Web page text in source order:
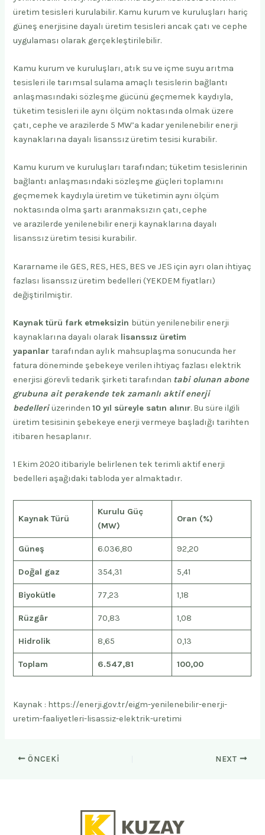
üretim tesisleri kurulabilir. Kamu kurum ve kuruluşları hariç
güneş enerjisine dayalı üretim tesisleri ancak çatı ve cephe
uygulaması olarak gerçekleştirilebilir.
Kamu kurum ve kuruluşları, atık su ve içme suyu arıtma
tesisleri ile tarımsal sulama amaçlı tesislerin bağlantı
anlaşmasındaki sözleşme gücünü geçmemek kaydıyla,
tüketim tesisleri ile aynı ölçüm noktasında olmak üzere
çatı, cephe ve arazilerde 5 MW’a kadar yenilenebilir enerji
kaynaklarına dayalı lisanssız üretim tesisi kurabilir.
Kamu kurum ve kuruluşları tarafından; tüketim tesislerinin
bağlantı anlaşmasındaki sözleşme güçleri toplamını
geçmemek kaydıyla üretim ve tüketimin aynı ölçüm
noktasında olma şartı aranmaksızın çatı, cephe
ve arazilerde yenilenebilir enerji kaynaklarına dayalı
lisanssız üretim tesisi kurabilir.
Kararname ile GES, RES, HES, BES ve JES için ayrı olan ihtiyaç
fazlası lisanssız üretim bedelleri (YEKDEM fiyatları)
değiştirilmiştir.
Kaynak türü fark etmeksizin bütün yenilenebilir enerji
kaynaklarına dayalı olarak lisanssız üretim
yapanlartarafından aylık mahsuplaşma sonucunda her
fatura döneminde şebekeye verilen ihtiyaç fazlası elektrik
enerjisi görevli tedarik şirketi tarafından tabi olunan abone
grubuna ait perakende tek zamanlı aktif enerji
bedelleriüzerinden10 yıl süreyle satın alınır. Bu süre ilgili
üretim tesisinin şebekeye enerji vermeye başladığı tarihten
itibaren hesaplanır.
1 Ekim 2020 itibariyle belirlenen tek terimli aktif enerji
bedelleri aşağıdaki tabloda yer almaktadır.
Kaynak Türü
Kurulu Güç
(MW)
Oran (%)
Güneş 6.036,80 92,20
Doğal gaz 354,31 5,41
Biyokütle 77,23 1,18
Rüzgâr 70,83 1,08
Hidrolik 8,65 0,13
Toplam 6.547,81 100,00
Kaynak : https://enerji.gov.tr/eigm-yenilenebilir-enerji-
uretim-faaliyetleri-lisassiz-elektrik-uretimi
ÖNCEKI NEXT